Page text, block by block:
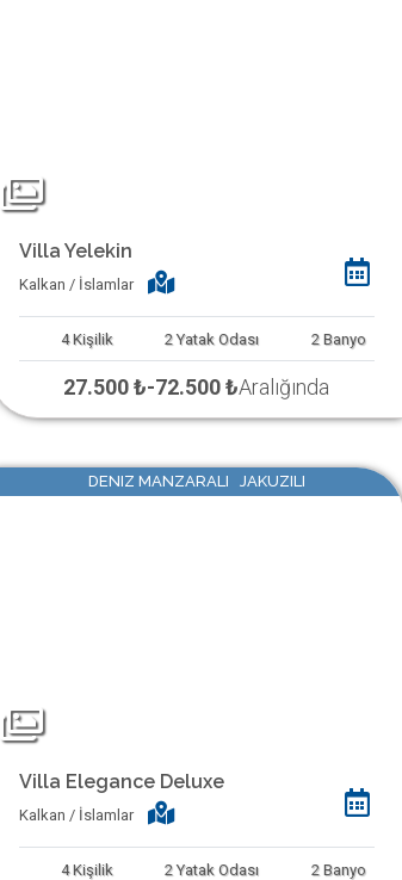
Villa Yelekin
Kalkan / İslamlar
4 Kişilik 2 Yatak Odası 2 Banyo
27.500 ₺-72.500 ₺Aralığında
DENIZ MANZARALI JAKUZILI
Villa Elegance Deluxe
Kalkan / İslamlar
4 Kişilik 2 Yatak Odası 2 Banyo